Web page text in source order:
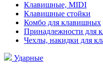
Клавишные, MIDI
Клавишные стойки
Комбо для клавишных
Принадлежности для
Чехлы, накидки для
Ударные